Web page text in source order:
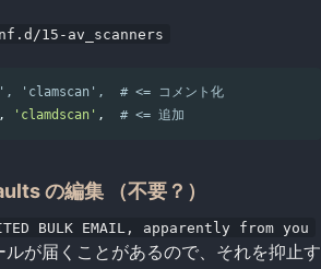
15-av_scanners
'clamscan',  # <= コメント化
, 'clamdscan' , # <= 追加
の編集 （不要？）
BULK EMAIL, apparently from you
が届くことがあるので、それを抑止す